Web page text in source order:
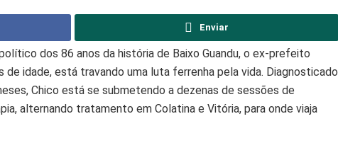
Enviar
dos 86 anos da história de Baixo Guandu, o ex-prefeito
de idade, está travando uma luta ferrenha pela vida. Diagnosticado
Chico está se submetendo a dezenas de sessões de
alternando tratamento em Colatina e Vitória, para onde viaja